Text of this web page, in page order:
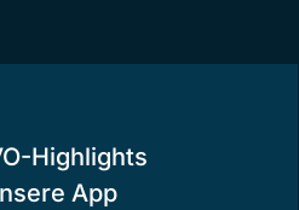
Highlights
App